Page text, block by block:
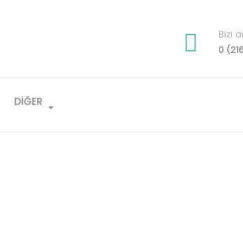
Bizi
0
DIĞER